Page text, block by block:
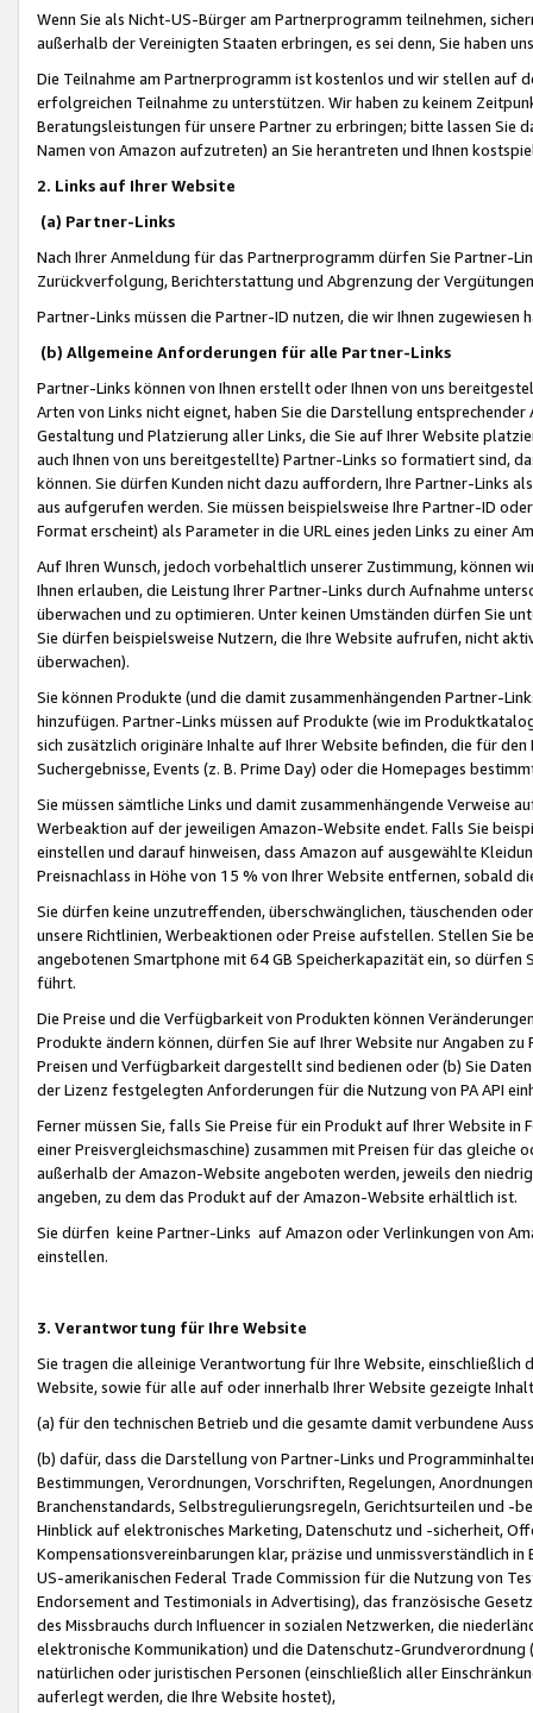
Wenn Sie als Nicht-US-Bürger am Partnerprogramm teilnehmen,
außerhalb der Vereinigten Staaten erbringen, es sei denn, Sie haben
Die Teilnahme am Partnerprogramm ist kostenlos und wir stellen auf
erfolgreichen Teilnahme zu unterstützen. Wir haben zu keinem
Beratungsleistungen für unsere Partner zu erbringen; bitte lassen Sie
Namen von Amazon aufzutreten) an Sie herantreten und Ihnen
2. Links auf Ihrer Website
(a) Partner-Links
Nach Ihrer Anmeldung für das Partnerprogramm dürfen Sie Partner-
Zurückverfolgung, Berichterstattung und Abgrenzung der
Partner-Links müssen die Partner-ID nutzen, die wir Ihnen zugewiesen
(b) Allgemeine Anforderungen für alle Partner-Links
Partner-Links können von Ihnen erstellt oder Ihnen von uns
Arten von Links nicht eignet, haben Sie die Darstellung
Gestaltung und Platzierung aller Links, die Sie auf Ihrer Website
auch Ihnen von uns bereitgestellte) Partner-Links so formatiert sind,
können. Sie dürfen Kunden nicht dazu auffordern, Ihre Partner-Links
aus aufgerufen werden. Sie müssen beispielsweise Ihre Partner-ID
Format erscheint) als Parameter in die URL eines jeden Links zu einer
Auf Ihren Wunsch, jedoch vorbehaltlich unserer Zustimmung, können
Ihnen erlauben, die Leistung Ihrer Partner-Links durch Aufnahme
überwachen und zu optimieren. Unter keinen Umständen dürfen Sie
Sie dürfen beispielsweise Nutzern, die Ihre Website aufrufen, nicht
überwachen).
Sie können Produkte (und die damit zusammenhängenden Partner-
hinzufügen. Partner-Links müssen auf Produkte (wie im
sich zusätzlich originäre Inhalte auf Ihrer Website befinden, die für
Suchergebnisse, Events (z. B. Prime Day) oder die Homepages
Sie müssen sämtliche Links und damit zusammenhängende
Werbeaktion auf der jeweiligen Amazon-Website endet. Falls Sie
einstellen und darauf hinweisen, dass Amazon auf ausgewählte
Preisnachlass in Höhe von 15 % von Ihrer Website entfernen, sobald
Sie dürfen keine unzutreffenden, überschwänglichen, täuschenden
unsere Richtlinien, Werbeaktionen oder Preise aufstellen. Stellen Sie
angebotenen Smartphone mit 64 GB Speicherkapazität ein, so dürfen
führt.
Die Preise und die Verfügbarkeit von Produkten können
Produkte ändern können, dürfen Sie auf Ihrer Website nur Angaben
Preisen und Verfügbarkeit dargestellt sind bedienen oder (b) Sie
der Lizenz festgelegten Anforderungen für die Nutzung von PA API
Ferner müssen Sie, falls Sie Preise für ein Produkt auf Ihrer Website
einer Preisvergleichsmaschine) zusammen mit Preisen für das
außerhalb der Amazon-Website angeboten werden, jeweils den
angeben, zu dem das Produkt auf der Amazon-Website erhältlich ist.
Sie dürfen keine Partner-Links auf Amazon oder Verlinkungen von
einstellen.
3. Verantwortung für Ihre Website
Sie tragen die alleinige Verantwortung für Ihre Website,
Website, sowie für alle auf oder innerhalb Ihrer Website gezeigte
(a) für den technischen Betrieb und die gesamte damit verbundene
(b) dafür, dass die Darstellung von Partner-Links und
Bestimmungen, Verordnungen, Vorschriften, Regelungen,
Branchenstandards, Selbstregulierungsregeln, Gerichtsurteilen und -
Hinblick auf elektronisches Marketing, Datenschutz und -sicherheit,
Kompensationsvereinbarungen klar, präzise und unmissverständlich
US-amerikanischen Federal Trade Commission für die Nutzung von
Endorsement and Testimonials in Advertising), das französische
des Missbrauchs durch Influencer in sozialen Netzwerken, die
elektronische Kommunikation) und die Datenschutz-
natürlichen oder juristischen Personen (einschließlich aller
auferlegt werden, die Ihre Website hostet),